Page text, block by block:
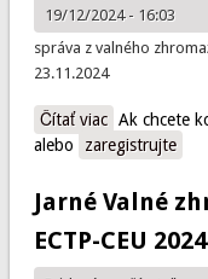
19/12/2024 - 16:03
správa z valného
23.11.2024
Čítať viaco Jesenné
Ak chcete
alebo
zaregistrujte
Jarné Valné
ECTP-CEU 2024